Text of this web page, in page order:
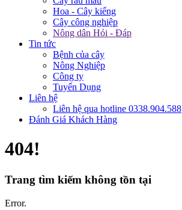
Hoa - Cây kiểng
Cây công nghiệp
Nông dân Hỏi - Đáp
Tin tức
Bệnh của cây
Nông Nghiệp
Công ty
Tuyển Dụng
Liên hệ
Liên hệ qua hotline 0338.904.588
Đánh Giá Khách Hàng
404!
Trang tìm kiếm không tồn tại
Error.